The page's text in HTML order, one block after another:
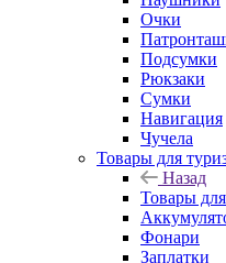
Очки
Подсумки
Рюкзаки
Сумки
Навигация
Чучела
Товары для
Назад
Товары
Фонари
Заплатки